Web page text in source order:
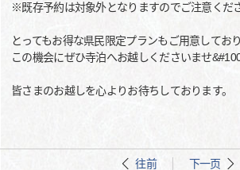
※既存予約は対象外となりますのでご注意くだ
とってもお得な県民限定プランもご用意しており
この機会にぜひ寺泊へお越しくださいませ
皆さまのお越しを心よりお待ちしております。
往前 下一页